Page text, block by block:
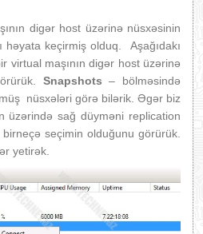
digər host üzərinə nüsxəsinin
həyata keçirmiş olduq. Aşağıdakı
virtual maşının digər host üzərinə
Snapshots – bölməsində
nüsxələri görə bilərik. Əgər biz
üzərində sağ düyməni replication
seçimin olduğunu görürük.
yetirək.